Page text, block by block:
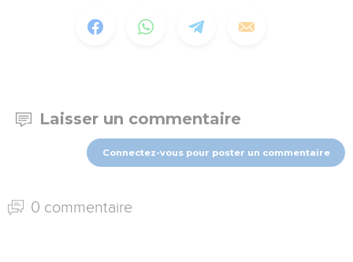
Laisser un commentaire
Connectez-vous pour poster un commentaire
0 commentaire